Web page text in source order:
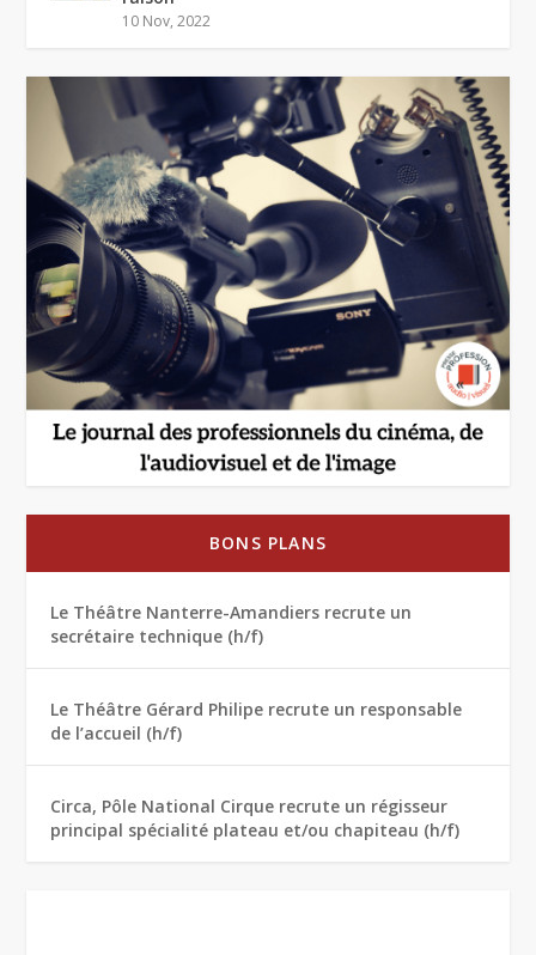
10 Nov, 2022
BONS PLANS
Le Théâtre Nanterre-Amandiers recrute un
secrétaire technique (h/f)
Le Théâtre Gérard Philipe recrute un responsable
de l’accueil (h/f)
Circa, Pôle National Cirque recrute un régisseur
principal spécialité plateau et/ou chapiteau (h/f)